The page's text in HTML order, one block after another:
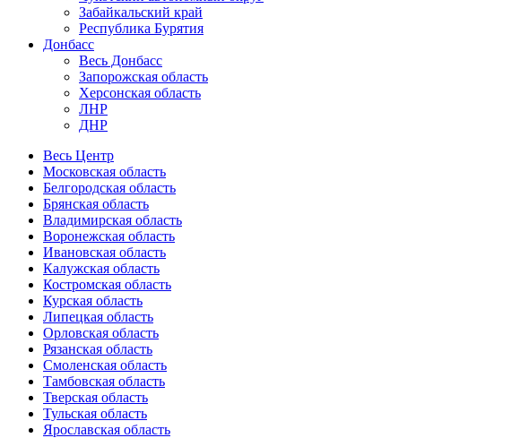
Забайкальский край
Республика Бурятия
Донбасс
Весь Донбасс
Запорожская область
Херсонская область
ЛНР
ДНР
Весь Центр
Московская область
Белгородская область
Брянская область
Владимирская область
Воронежская область
Ивановская область
Калужская область
Костромская область
Курская область
Липецкая область
Орловская область
Рязанская область
Смоленская область
Тамбовская область
Тверская область
Тульская область
Ярославская область